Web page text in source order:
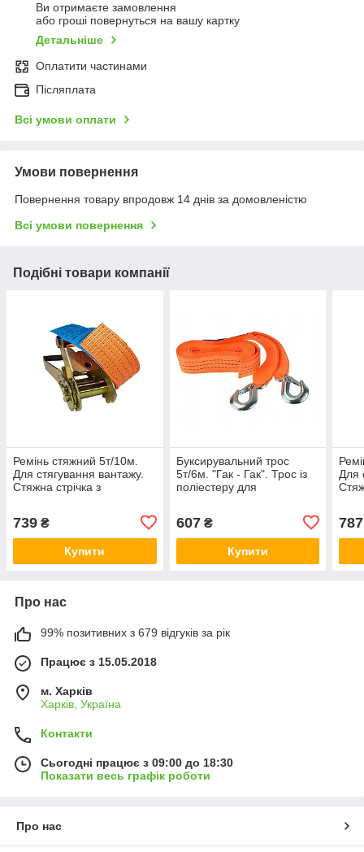
Ви отримаєте замовлення
або гроші повернуться на вашу картку
Детальніше
Оплатити частинами
Післяплата
Всі умови оплати
Умови повернення
Повернення товару впродовж 14 днів за домовленістю
Всі умови повернення
Подібні товари компанії
Ремінь стяжний 5т/10м.
Для стягування вантажу.
Стяжна стрічка з
739 ₴
Купити
Буксирувальний трос
5т/6м. "Гак - Гак". Трос із
поліестеру для
607₴
Купити
Для
787
Про нас
99% позитивних з 679 відгуків за рік
Працює з 15.05.2018
м. Харків
Харків, Україна
Контакти
Сьогодні працює з 09:00 до 18:30
Показати весь графік роботи
Про нас